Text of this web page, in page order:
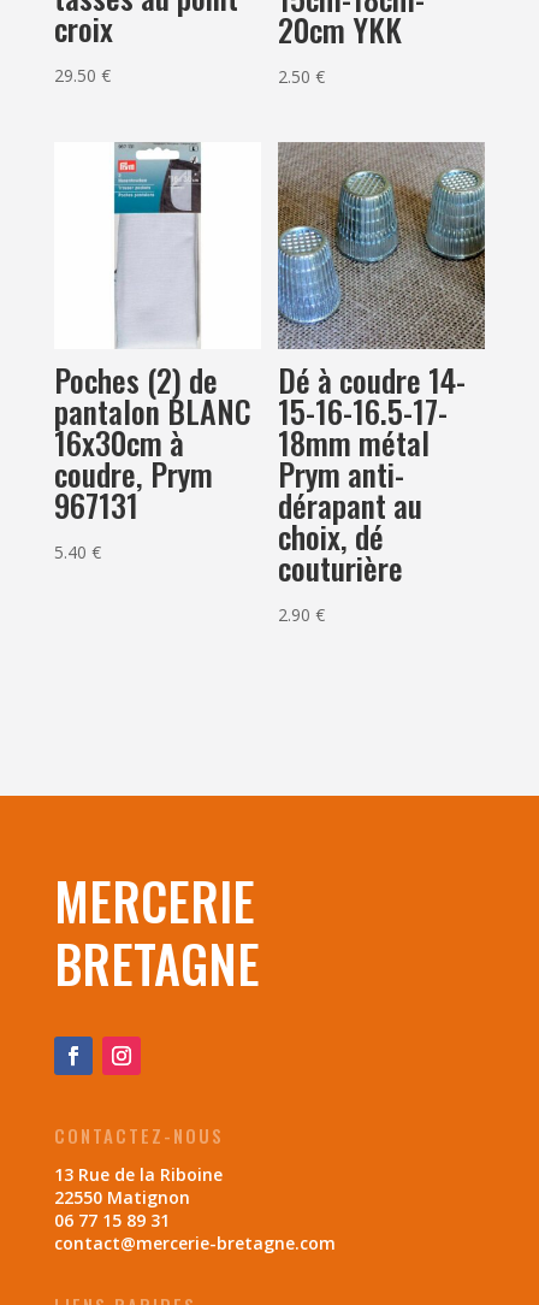
croix
29.50 €
20cm YKK
2.50€
Poches (2) de
pantalon BLANC
16x30cm à
coudre, Prym
967131
5.40 €
Dé à coudre 14-
15-16-16.5-17-
18mm métal
Prym anti-
dérapant au
choix, dé
couturière
2.90€
MERCERIE
BRETAGNE
CONTACTEZ-NOUS
13 Rue de la Riboine
22550 Matignon
06 77 15 89 31
contact@mercerie-bretagne.com